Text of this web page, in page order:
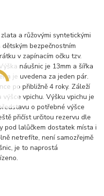
a růžovými syntetickými
bezpečnostním
v zapínacím očku tzv.
náušnic je 13mm a šířka
je uvedena za jeden pár.
po přibližně 4 roky. Záleží
vpichu. Výšku vpichu je
o potřebné výšce
přičíst určitou rezervu dle
pod lalůčkem dostatek místa i
netrefíte, není samozřejmě
je to naprostá